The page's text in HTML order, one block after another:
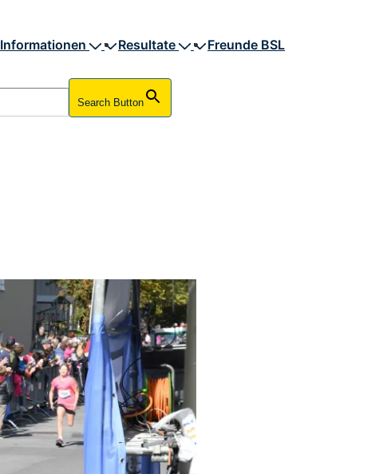
Informationen Resultate Freunde BSL
Search Button